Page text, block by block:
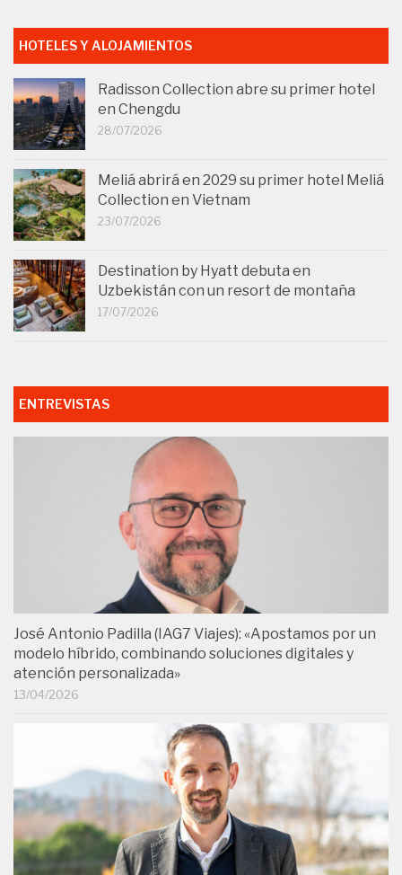
HOTELES Y ALOJAMIENTOS
Radisson Collection abre su primer hotel
en Chengdu
28/07/2026
Meliá abrirá en 2029 su primer hotel Meliá
Collection en Vietnam
23/07/2026
Destination by Hyatt debuta en
Uzbekistán con un resort de montaña
17/07/2026
ENTREVISTAS
José Antonio Padilla (IAG7 Viajes): «Apostamos por un
modelo híbrido, combinando soluciones digitales y
atención personalizada»
13/04/2026